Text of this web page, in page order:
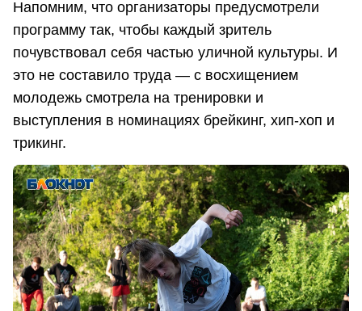
Напомним, что организаторы предусмотрели
программу так, чтобы каждый зритель
почувствовал себя частью уличной культуры. И
это не составило труда — с восхищением
молодежь смотрела на тренировки и
выступления в номинациях брейкинг, хип-хоп и
трикинг.